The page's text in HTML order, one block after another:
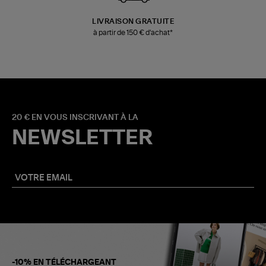
LIVRAISON GRATUITE
à partir de 150 € d'achat*
20 € EN VOUS INSCRIVANT À LA
NEWSLETTER
-10% EN TÉLÉCHARGEANT